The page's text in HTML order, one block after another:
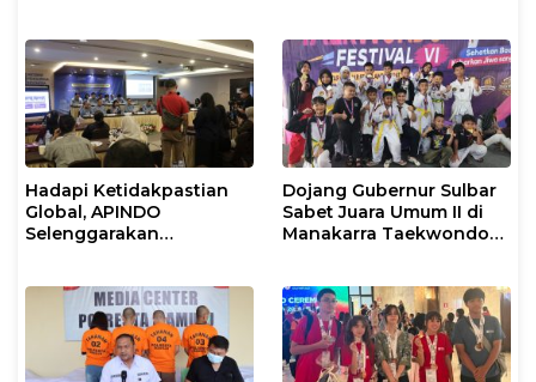
di Polman
Hadapi Ketidakpastian
Global, APINDO
Selenggarakan
Ketahanan Ekonomi
Nasional
Dojang Gubernur Sulbar
Sabet Juara Umum II di
Manakarra Taekwondo